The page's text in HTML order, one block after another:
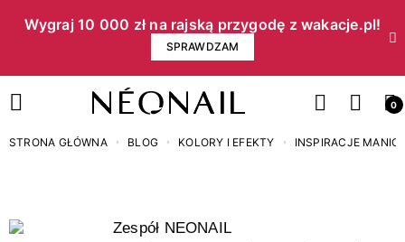
Wygraj 10 000 zł na rajską przygodę z wakacje.pl!​
SPRAWDZAM
0
STRONA GŁÓWNA BLOG KOLORY I EFEKTY INSPIRACJE
Zespół NEONAIL